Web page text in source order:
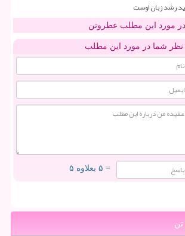
رشد زبان اوست
در مورد این مطلب عطروتن
نظر شما در مورد این مطلب
= ۵ بعلاوه ۵